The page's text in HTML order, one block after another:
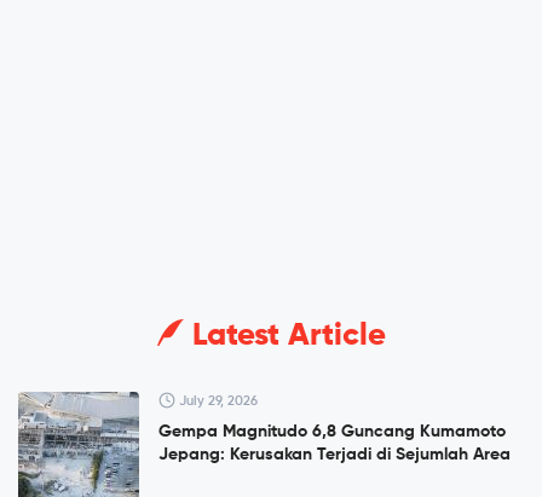
Latest Article
July 29, 2026
Gempa Magnitudo 6,8 Guncang Kumamoto
Jepang: Kerusakan Terjadi di Sejumlah Area